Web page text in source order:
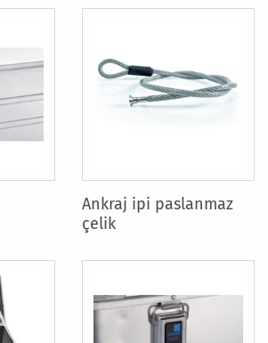
Ankraj ipi paslanmaz
çelik